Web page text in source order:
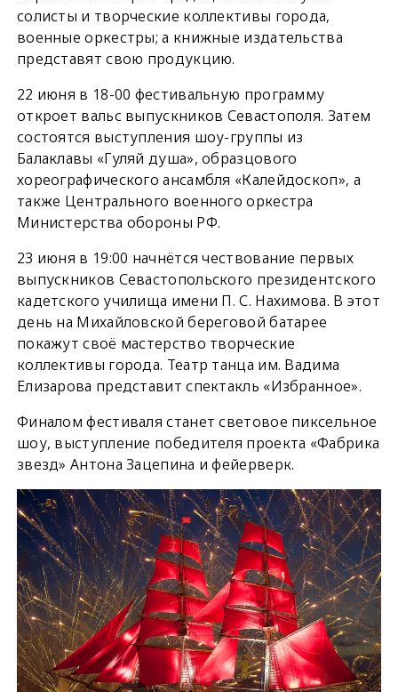
солисты и творческие коллективы города,
военные оркестры; а книжные издательства
представят свою продукцию.
22 июня в 18-00 фестивальную программу
откроет вальс выпускников Севастополя. Затем
состоятся выступления шоу-группы из
Балаклавы «Гуляй душа», образцового
хореографического ансамбля «Калейдоскоп», а
также Центрального военного оркестра
Министерства обороны РФ.
23 июня в 19:00 начнётся чествование первых
выпускников Севастопольского президентского
кадетского училища имени П. С. Нахимова. В этот
день на Михайловской береговой батарее
покажут своё мастерство творческие
коллективы города. Театр танца им. Вадима
Елизарова представит спектакль «Избранное».
Финалом фестиваля станет световое пиксельное
шоу, выступление победителя проекта «Фабрика
звезд» Антона Зацепина и фейерверк.